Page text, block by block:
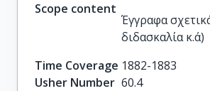
Scope content
Έγγραφα
διδασκαλία κ.ά)
Time Coverage 1882-1883
Usher Number 60.4